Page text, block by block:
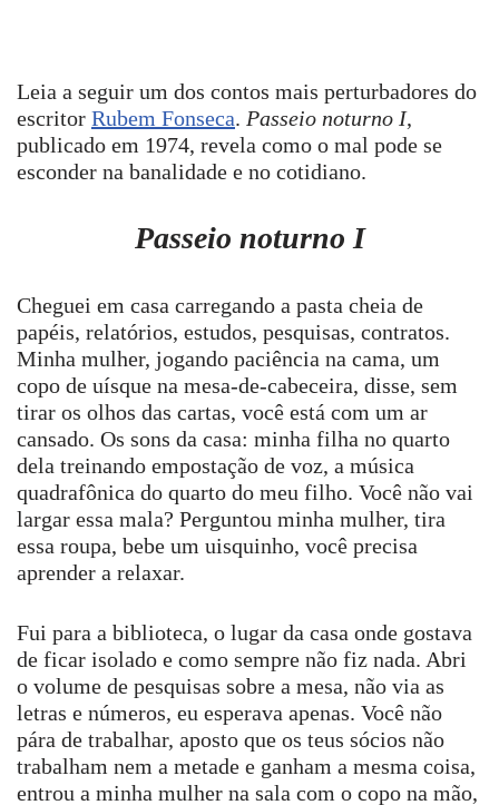
Leia a seguir um dos contos mais perturbadores do
escritor Rubem Fonseca. Passeio noturno I,
publicado em 1974, revela como o mal pode se
esconder na banalidade e no cotidiano.
Passeio noturno I
Cheguei em casa carregando a pasta cheia de
papéis, relatórios, estudos, pesquisas, contratos.
Minha mulher, jogando paciência na cama, um
copo de uísque na mesa-de-cabeceira, disse, sem
tirar os olhos das cartas, você está com um ar
cansado. Os sons da casa: minha filha no quarto
dela treinando empostação de voz, a música
quadrafônica do quarto do meu filho. Você não vai
largar essa mala? Perguntou minha mulher, tira
essa roupa, bebe um uisquinho, você precisa
aprender a relaxar.
Fui para a biblioteca, o lugar da casa onde gostava
de ficar isolado e como sempre não fiz nada. Abri
o volume de pesquisas sobre a mesa, não via as
letras e números, eu esperava apenas. Você não
pára de trabalhar, aposto que os teus sócios não
trabalham nem a metade e ganham a mesma coisa,
entrou a minha mulher na sala com o copo na mão,